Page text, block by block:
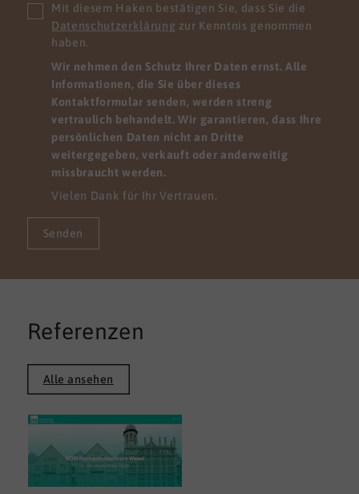
Mit diesem Haken bestätigen Sie, dass Sie die
Datenschutzerklärung zur Kenntnis genommen
haben.
Wir nehmen den Schutz Ihrer Daten ernst. Alle
Informationen, die Sie über dieses
Kontaktformular senden, werden streng
vertraulich behandelt. Wir garantieren, dass Ihre
persönlichen Daten nicht an Dritte
weitergegeben, verkauft oder anderweitig
missbraucht werden.
Vielen Dank für Ihr Vertrauen.
Senden
Referenzen
Alle ansehen